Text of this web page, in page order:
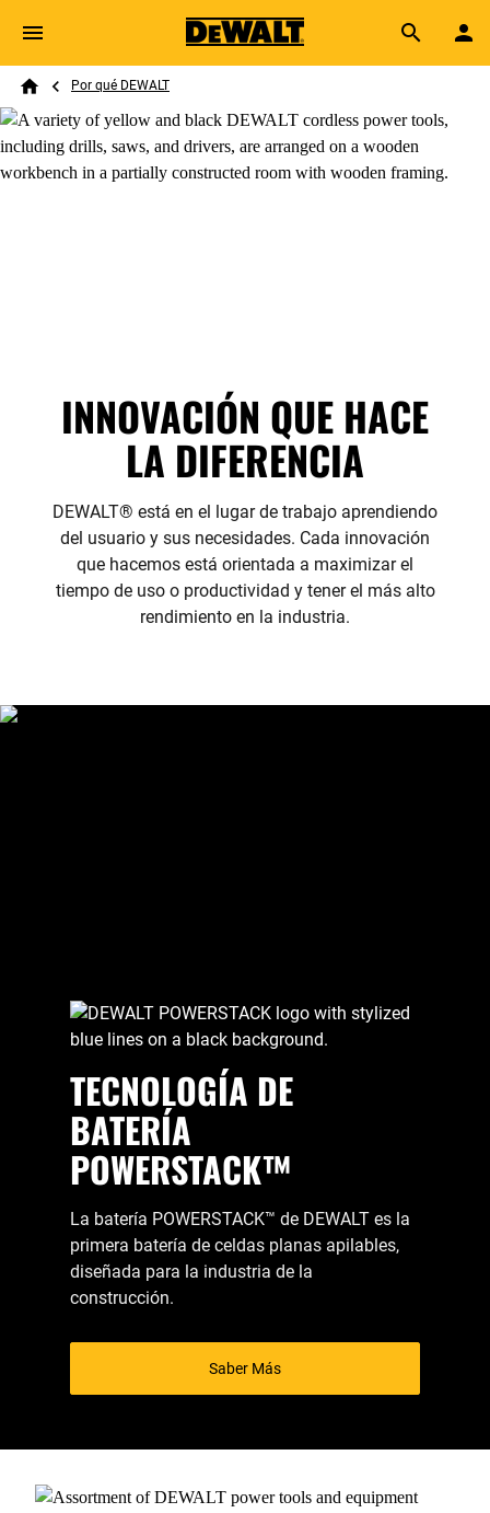
Skip to main content
Search
Breadcrumb
Por qué DEWALT
INNOVACIÓN QUE HACE
LA DIFERENCIA
DEWALT® está en el lugar de trabajo aprendiendo
del usuario y sus necesidades. Cada innovación
que hacemos está orientada a maximizar el
tiempo de uso o productividad y tener el más alto
rendimiento en la industria.
TECNOLOGÍA DE
BATERÍA
POWERSTACK™
La batería POWERSTACK™ de DEWALT es la
primera batería de celdas planas apilables,
diseñada para la industria de la
construcción.
Saber Más